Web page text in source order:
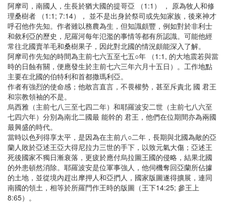
摩
司
書
阿摩司，南國人，生長於猶大國的提哥亞 （1:1） ， 原為牧人和修
理桑樹者 （1:1; 7:14）， 並不是出身於祭司或先知家族，後來神才
呼召他作先知。作者雖以務農為生，但知識頗豐，例如對於非利士
和敘利亞的歷史，尼羅河每年氾濫的事情等都有所認識。可能他經
常往北國賣羊毛和桑樹果子，因此對北國的情況頗能深入了解。
阿摩司作先知的時間為主前七六五至七五○年 （1:1, 的大地震若與當
時的日蝕有關，便應發生於主前七六三年六月十五日）。工作地點
主要在北國的伯特利和首都撒瑪利亞。
作者有強烈的使命感；他敢言直言，不畏權勢，甚至斥責北 國 君王
和宗教領袖的不是。
烏西雅（主前七八三至七四二年）和耶羅波安二世（主前七八六至
七四六年）分別為南北二國最 能幹的 君王，他們在位期間亦為兩國
最興盛的時代。
當時以色列得享太平，是因為在主前八○二年，長期與北國為敵的亞
蘭人敗於亞述王亞大得尼拉力三世的手下，以致元氣大傷；亞述王
死後國家不獨日漸衰落，更疲於應付烏拉圖王國的侵略，結果北國
的外患頓然消除。耶羅波安是位軍事強人，他伺機奪回亞蘭所佔據
的土地，並從境內趕出摩押人和亞捫人，國家版圖遂得擴展，連同
南國的領土，相等於所羅門作王時的版圖（王下14:25; 參王上
8:65）。